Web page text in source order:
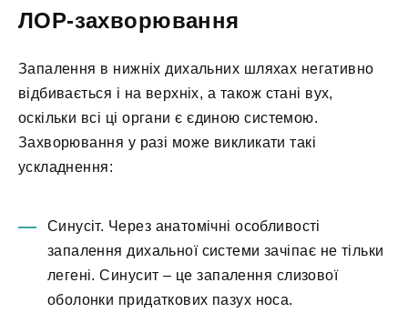
ЛОР-захворювання
Запалення в нижніх дихальних шляхах негативно
відбивається і на верхніх, а також стані вух,
оскільки всі ці органи є єдиною системою.
Захворювання у разі може викликати такі
ускладнення:
Синусіт. Через анатомічні особливості
запалення дихальної системи зачіпає не тільки
легені. Синусит – це запалення слизової
оболонки придаткових пазух носа.